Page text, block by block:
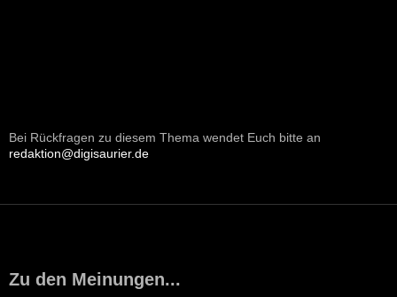
Bei Rückfragen zu diesem Thema wendet Euch bitte an
redaktion@digisaurier.de
Zu den Meinungen...